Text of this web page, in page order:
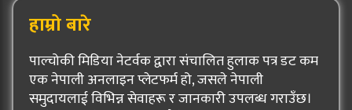
हाम्रो बारे
पाल्चोकी मिडिया नेटर्वक द्वारा संचालित हुलाक पत्र डट कम
एक नेपाली अनलाइन प्लेटफर्म हो, जसले नेपाली
समुदायलाई विभिन्न सेवाहरू र जानकारी उपलब्ध गराउँछ।